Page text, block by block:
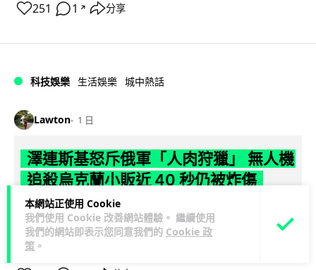
本網站正使用 Cookie
我們使用 Cookie 改善網站體驗。 繼續使用
我們的網站即表示您同意我們的 Cookie 政
策 。
251 1 ↗ 分享
科技娛樂 生活娛樂 城中熱話
Lawton 1 日
澤連斯基怒斥俄軍「人肉狩獵」 無人機
追殺烏克蘭小販近 40 秒仍被炸傷
烏克蘭克爾松一名 52 歲小販被俄軍無人機追擊近 40 秒後被炸
傷，影片由烏克蘭總統澤連斯基公開。他直斥俄軍對平民進行
「狩獵式」攻擊，烏克蘭...